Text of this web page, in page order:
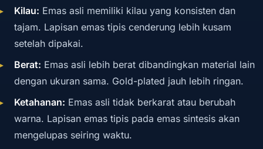
Kilau: Emas asli memiliki kilau yang konsisten dan
tajam. Lapisan emas tipis cenderung lebih kusam
setelah dipakai.
Berat: Emas asli lebih berat dibandingkan material lain
dengan ukuran sama. Gold-plated jauh lebih ringan.
Ketahanan: Emas asli tidak berkarat atau berubah
warna. Lapisan emas tipis pada emas sintesis akan
mengelupas seiring waktu.